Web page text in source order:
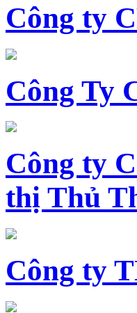
Công ty
Công Ty
Công ty
thị Thủ
Công ty